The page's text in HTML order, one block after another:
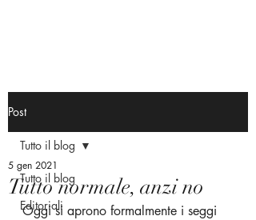
Post
Tutto il blog
Editoriali
Tutto il blog
Tutto normale, anzi no
5 gen 2021
Oggi si aprono formalmente i seggi